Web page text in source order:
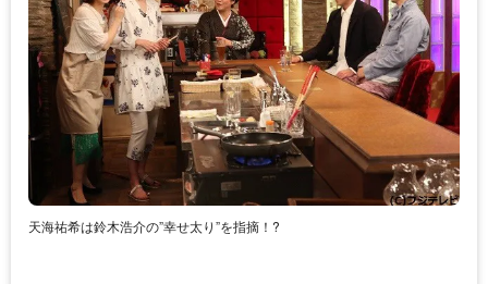
天海祐希は鈴木浩介の”幸せ太り”を指摘！?